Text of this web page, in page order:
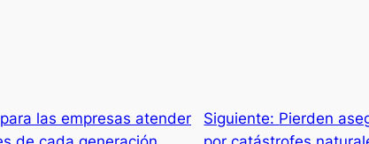
las empresas atender
Siguiente: Pierden